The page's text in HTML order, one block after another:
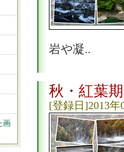
岩や凝..
秋・紅葉
[登録日]2013年
画